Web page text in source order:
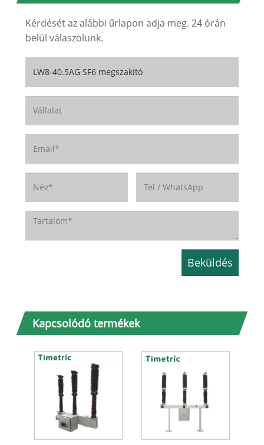
Kérdését az alábbi űrlapon adja meg. 24 órán
belül válaszolunk.
Kapcsolódó termékek